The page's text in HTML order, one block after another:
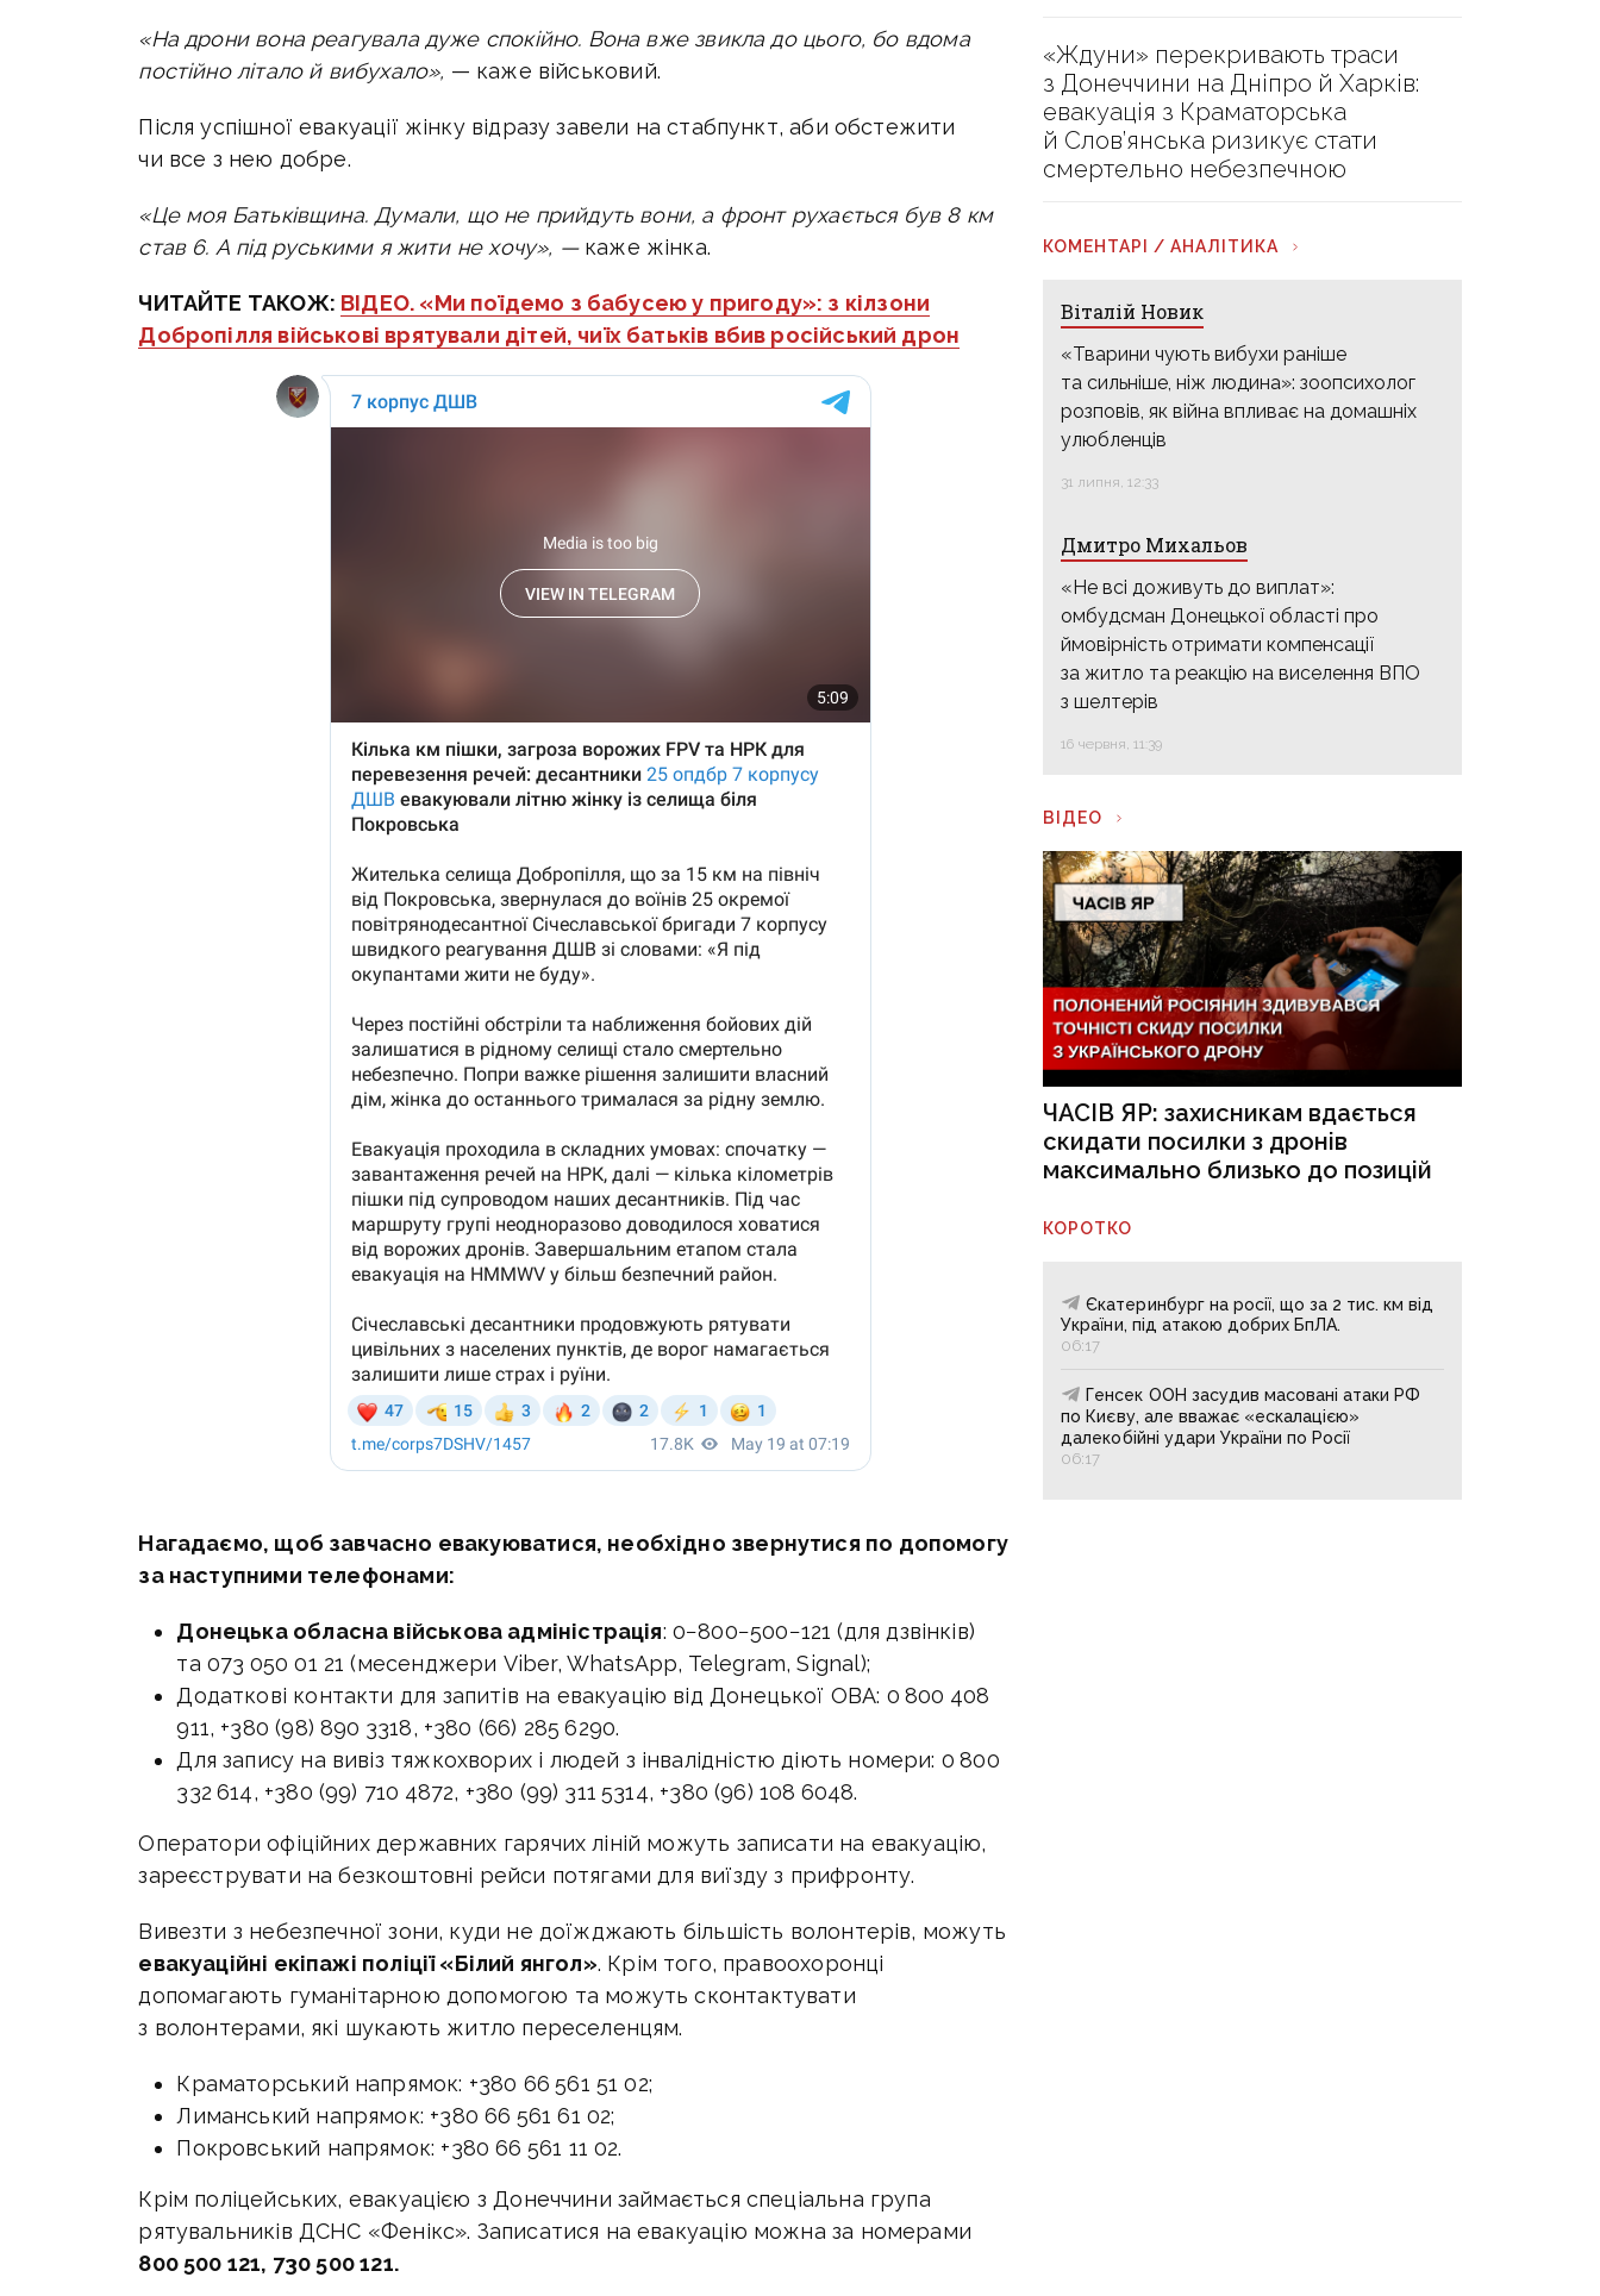
«На дрони вона реагувала дуже спокійно. Вона вже звикла до цього, бо вдома
постійно літало й вибухало», — каже військовий.
Після успішної евакуації жінку відразу завели на стабпункт, аби обстежити
чи все з нею добре.
«Це моя Батьківщина. Думали, що не прийдуть вони, а фронт рухається був 8 км
став 6. А під руськими я жити не хочу», —каже жінка.
ЧИТАЙТЕ ТАКОЖ: ВІДЕО. «Ми поїдемо з бабусею у пригоду»: з кілзони
Добропілля військові врятували дітей, чиїх батьків вбив російський дрон
Нагадаємо, щоб завчасно евакуюватися, необхідно звернутися по допомогу
за наступними телефонами:
Донецька обласна військова адміністрація: 0−800−500−121 (для дзвінків)
та 073 050 01 21 (месенджери Viber, WhatsApp, Telegram, Signal);
Додаткові контакти для запитів на евакуацію від Донецької ОВА: 0 800 408
911, +380 (98) 890 3318, +380 (66) 285 6290.
Для запису на вивіз тяжкохворих і людей з інвалідністю діють номери: 0 800
332 614, +380 (99) 710 4872, +380 (99) 311 5314, +380 (96) 108 6048.
Оператори офіційних державних гарячих ліній можуть записати на евакуацію,
зареєструвати на безкоштовні рейси потягами для виїзду з прифронту.
Вивезти з небезпечної зони, куди не доїжджають більшість волонтерів, можуть
евакуаційні екіпажі поліції «Білий янгол». Крім того, правоохоронці
допомагають гуманітарною допомогою та можуть сконтактувати
з волонтерами, які шукають житло переселенцям.
Краматорський напрямок: +380 66 561 51 02;
Лиманський напрямок: +380 66 561 61 02;
Покровський напрямок: +380 66 561 11 02.
Крім поліцейських, евакуацією з Донеччини займається спеціальна група
рятувальників ДСНС «Фенікс». Записатися на евакуацію можна за номерами
800 500 121, 730 500 121.
«Ждуни» перекривають траси
з Донеччини на Дніпро й Харків:
евакуація з Краматорська
й Слов’янська ризикує стати
смертельно небезпечною
КОМЕНТАРІ / АНАЛІТИКА
Віталій Новик
«Тварини чують вибухи раніше
та сильніше, ніж людина»: зоопсихолог
розповів, як війна впливає на домашніх
улюбленців
31 липня, 12:33
Дмитро Михальов
«Не всі доживуть до виплат»:
омбудсман Донецької області про
ймовірність отримати компенсації
за житло та реакцію на виселення ВПО
з шелтерів
16 червня, 11:39
ВІДЕО
ЧАСІВ ЯР: захисникам вдається
скидати посилки з дронів
максимально близько до позицій
КОРОТКО
Єкатеринбург на росії, що за 2 тис. км від
України, під атакою добрих БпЛА.
06:17
Генсек ООН засудив масовані атаки РФ
по Києву, але вважає «ескалацією»
далекобійні удари України по Росії
06:17